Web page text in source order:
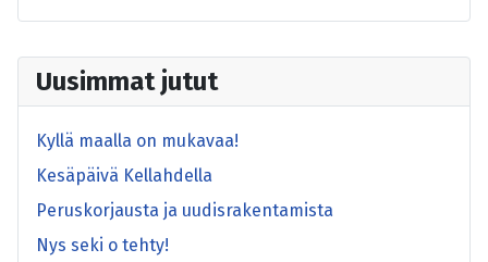
Uusimmat jutut
Kyllä maalla on mukavaa!
Kesäpäivä Kellahdella
Peruskorjausta ja uudisrakentamista
Nys seki o tehty!